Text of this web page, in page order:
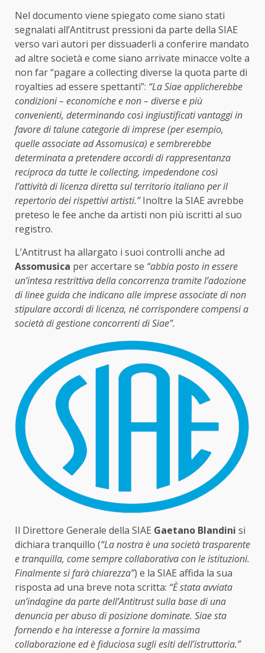
Nel documento viene spiegato come siano stati
segnalati all’Antitrust pressioni da parte della SIAE
verso vari autori per dissuaderli a conferire mandato
ad altre società e come siano arrivate minacce volte a
non far “pagare a collecting diverse la quota parte di
royalties ad essere spettanti”: “La Siae applicherebbe
condizioni – economiche e non – diverse e più
convenienti, determinando così ingiustificati vantaggi in
favore di talune categorie di imprese (per esempio,
quelle associate ad Assomusica) e sembrerebbe
determinata a pretendere accordi di rappresentanza
reciproca da tutte le collecting, impedendone così
l’attività di licenza diretta sul territorio italiano per il
repertorio dei rispettivi artisti.”Inoltre la SIAE avrebbe
preteso le fee anche da artisti non più iscritti al suo
registro.
L’Antitrust ha allargato i suoi controlli anche ad
Assomusica per accertare se “abbia posto in essere
un’intesa restrittiva della concorrenza tramite l’adozione
di linee guida che indicano alle imprese associate di non
stipulare accordi di licenza, né corrispondere compensi a
società di gestione concorrenti di Siae”.
Il Direttore Generale della SIAE Gaetano Blandini si
dichiara tranquillo (“La nostra è una società trasparente
e tranquilla, come sempre collaborativa con le istituzioni.
Finalmente si farà chiarezza”) e la SIAE affida la sua
risposta ad una breve nota scritta: “È stata avviata
un’indagine da parte dell’Antitrust sulla base di una
denuncia per abuso di posizione dominate. Siae sta
fornendo e ha interesse a fornire la massima
collaborazione ed è fiduciosa sugli esiti dell’istruttoria.”